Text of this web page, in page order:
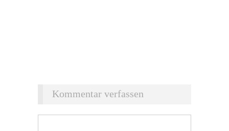
Kommentar verfassen